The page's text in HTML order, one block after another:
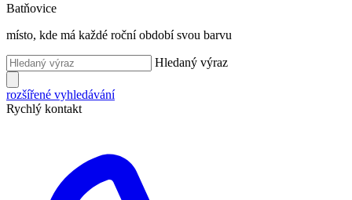
Batňovice
místo, kde má každé roční období svou barvu
Hledaný výraz
rozšířené vyhledávání
Rychlý kontakt